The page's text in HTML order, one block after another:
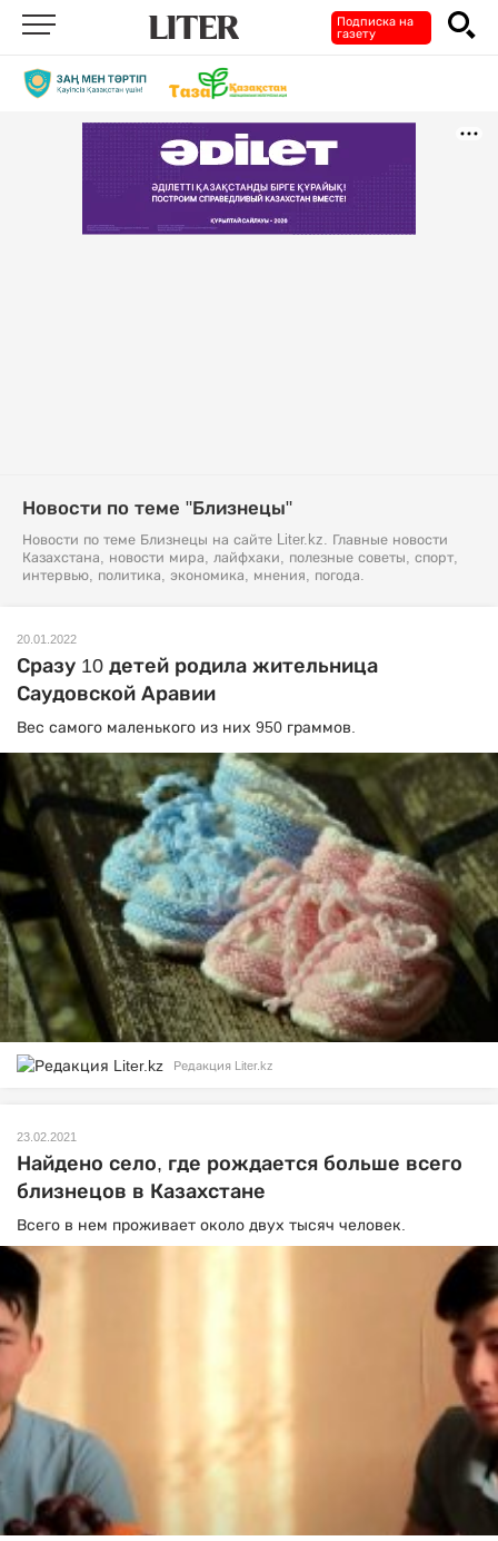
Подписка на
газету
Новости по теме "Близнецы"
Новости по теме Близнецы на сайте Liter.kz. Главные новости
Казахстана, новости мира, лайфхаки, полезные советы, спорт,
интервью, политика, экономика, мнения, погода.
20.01.2022
Сразу 10 детей родила жительница
Саудовской Аравии
Вес самого маленького из них 950 граммов.
Редакция Liter.kz
23.02.2021
Найдено село, где рождается больше всего
близнецов в Казахстане
Всего в нем проживает около двух тысяч человек.